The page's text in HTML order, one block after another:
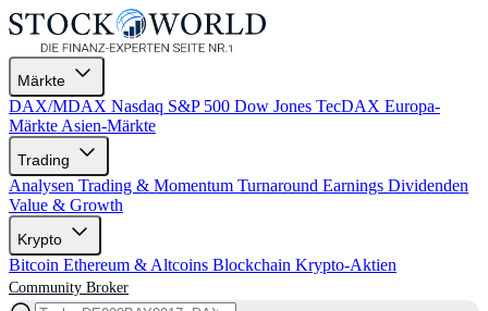
Märkte
DAX/MDAX Nasdaq S&P 500 Dow Jones TecDAX Europa-
Märkte Asien-Märkte
Trading
Analysen Trading & Momentum Turnaround Earnings Dividenden
Value & Growth
Krypto
Bitcoin Ethereum & Altcoins Blockchain Krypto-Aktien
Community Broker